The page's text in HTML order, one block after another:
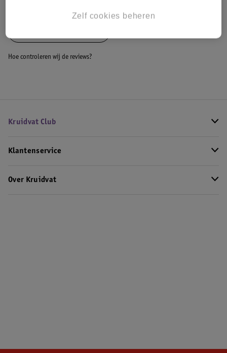
Hoe controleren wij de reviews?
Kruidvat Club
Klantenservice
Over Kruidvat
Zelf cookies beheren